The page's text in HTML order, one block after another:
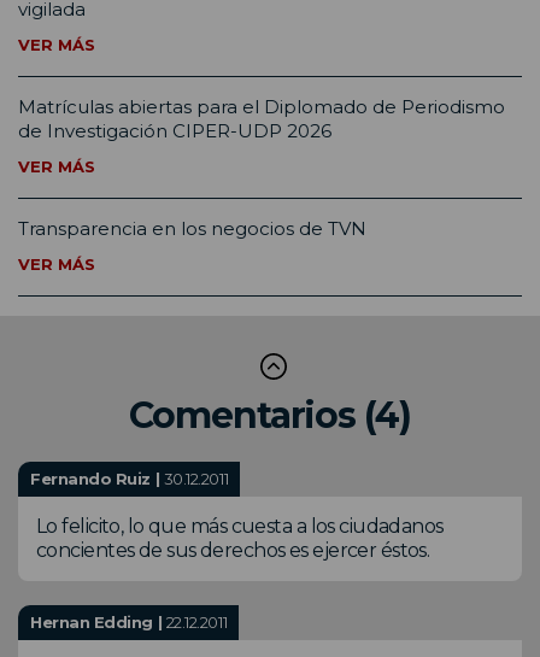
vigilada
VER MÁS
Matrículas abiertas para el Diplomado de Periodismo
de Investigación CIPER-UDP 2026
VER MÁS
Transparencia en los negocios de TVN
VER MÁS
Comentarios (4)
Fernando Ruiz | 30.12.2011
Lo felicito, lo que más cuesta a los ciudadanos
concientes de sus derechos es ejercer éstos.
Hernan Edding | 22.12.2011